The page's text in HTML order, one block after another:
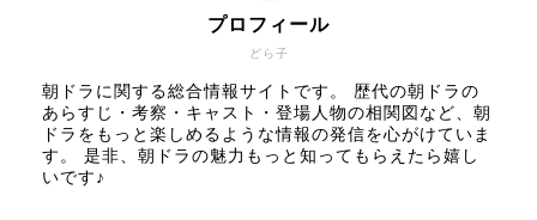
どら子
プロフィール
朝ドラに関する総合情報サイトです。 歴代の朝ドラの
あらすじ・考察・キャスト・登場人物の相関図など、朝
ドラをもっと楽しめるような情報の発信を心がけていま
す。 是非、朝ドラの魅力もっと知ってもらえたら嬉し
いです♪